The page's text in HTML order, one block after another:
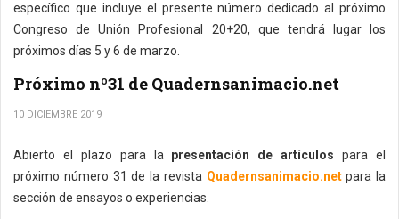
específico que incluye el presente número dedicado al próximo
Congreso de Unión Profesional 20+20, que tendrá lugar los
próximos días 5 y 6 de marzo.
Próximo nº31 de Quadernsanimacio.net
10 DICIEMBRE 2019
Abierto el plazo para la presentación de artículos para el
próximo número 31 de la revista Quadernsanimacio.netpara la
sección de ensayos o experiencias.